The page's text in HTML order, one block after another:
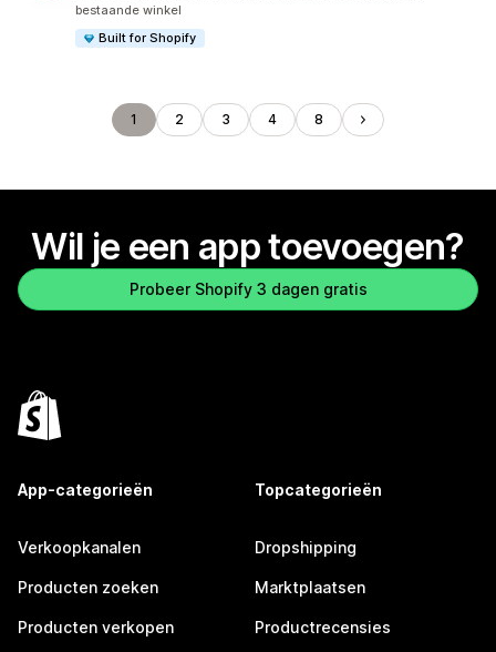
bestaande winkel
Built for Shopify
1 2 3 4 8
Wil je een app toevoegen?
Probeer Shopify 3 dagen gratis
App-categorieën
Verkoopkanalen
Producten zoeken
Producten verkopen
Topcategorieën
Dropshipping
Marktplaatsen
Productrecensies